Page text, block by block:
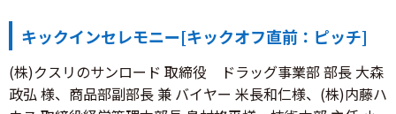
キックインセレモニー[キックオフ直前：ピッチ]
(株)クスリのサンロード 取締役 ドラッグ事業部 部長 大森
政弘 様、商品部副部長 兼 バイヤー 米長和仁様、(株)内藤ハ